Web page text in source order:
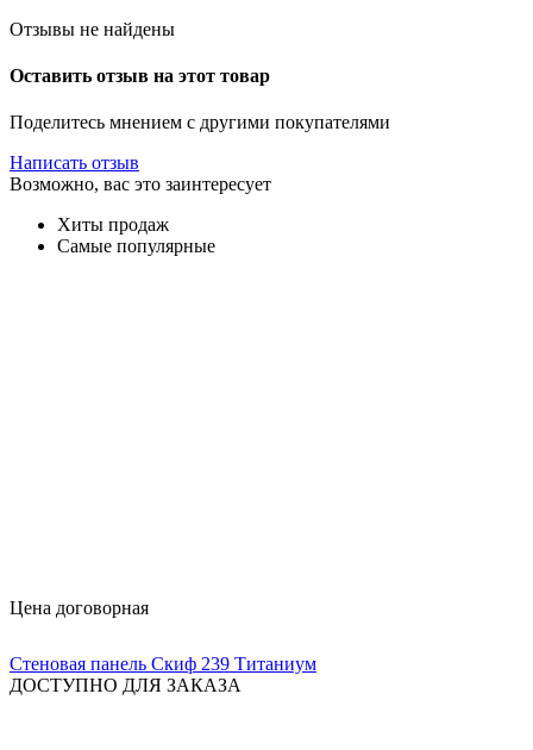
Отзывы не найдены
Оставить отзыв на этот товар
Поделитесь мнением с другими покупателями
Написать отзыв
Возможно, вас это заинтересует
Хиты продаж
Самые популярные
Цена договорная
Стеновая панель Скиф 239 Титаниум
ДОСТУПНО ДЛЯ ЗАКАЗА